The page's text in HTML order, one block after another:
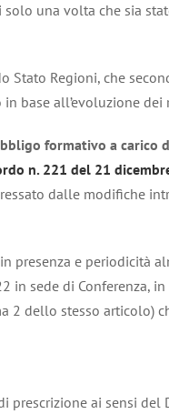
solo una volta che sia
Stato Regioni, che
base all’evoluzione dei
formativo a carico
n. 221 del 21
dalle modifiche
presenza e periodicità
in sede di Conferenza,
2 dello stesso articolo)
ai sensi del